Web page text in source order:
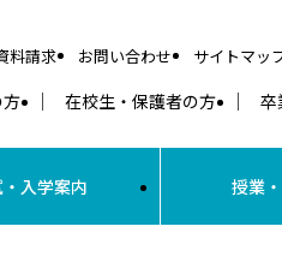
料請求 お問い合わせ サイトマッ
在校生・保護者の方 卒
入学案内 授業